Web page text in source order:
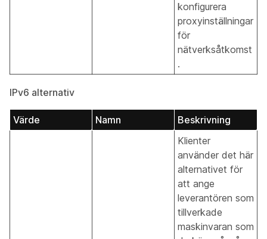
konfigurera
proxyinställningar
för
nätverksåtkomst
.
IPv6 alternativ
Värde Namn
Beskrivning
Klienter
använder det här
alternativet för
att ange
leverantören som
tillverkade
maskinvaran som